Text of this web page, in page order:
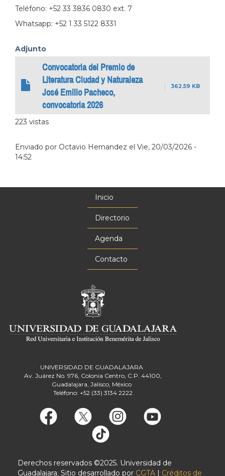
Teléfono: +52 33 3836 0830 ext. 7
Whatsapp: +52 1 33 5122 8331
Adjunto
Convocatoria del Premio de
Literatura Ciudad y Naturaleza
José Emilio Pacheco,
convocatoria 2026
362.59 KB
223 vistas
Enviado por Octavio Hernandez el Vie, 20/03/2026 -
14:52
Inicio
Directorio
Agenda
Contacto
UNIVERSIDAD DE GUADALAJARA
Av. Juárez No. 976, Colonia Centro, C.P. 44100,
Guadalajara, Jalisco, México
Teléfono: +52 (33) 3134 2222
Derechos reservados ©2025. Universidad de
Guadalajara. Sitio desarrollado por CGTA | Créditos de